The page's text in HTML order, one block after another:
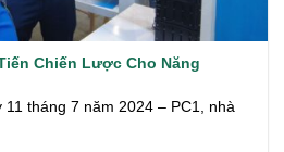
Chiến Lược Cho Năng
11 tháng 7 năm 2024 – PC1, nhà